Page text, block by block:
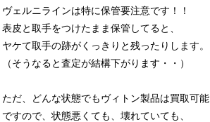
ヴェルニラインは特に保管要注意です！！
表皮と取手をつけたまま保管してると、
ヤケて取手の跡がくっきりと残ったりします。
（そうなると査定が結構下がります・・）
ただ、どんな状態でもヴィトン製品は買取可能
ですので、状態悪くても、壊れていても、